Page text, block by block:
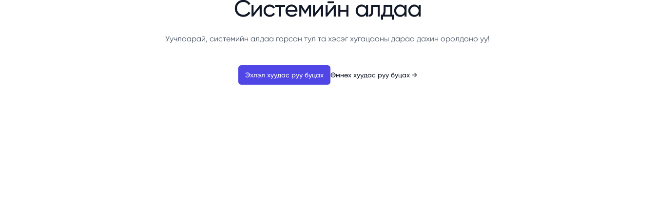
Системийн алдаа
Уучлаарай, системийн алдаа гарсан тул та хэсэг хугацааны дараа дахин оролдоно уу!
Эхлэл хуудас руу буцах Өмнөх хуудас руу буцах →